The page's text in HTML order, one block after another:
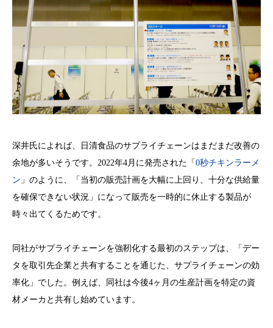
深井氏によれば、日清食品のサプライチェーンはまだまだ改善の
余地が多いそうです。2022年4月に発売された「0秒チキンラーメ
ン 」のように、「当初の販売計画を大幅に上回り、十分な供給量
を確保できない状況」になって販売を一時的に休止する製品が
時々出てくるためです。
同社がサプライチェーンを強靭化する最初のステップは、「デー
タを取引先企業と共有することを通じた、サプライチェーンの効
率化」でした。例えば、同社は今後4ヶ月の生産計画を特定の資
材メーカと共有し始めています。